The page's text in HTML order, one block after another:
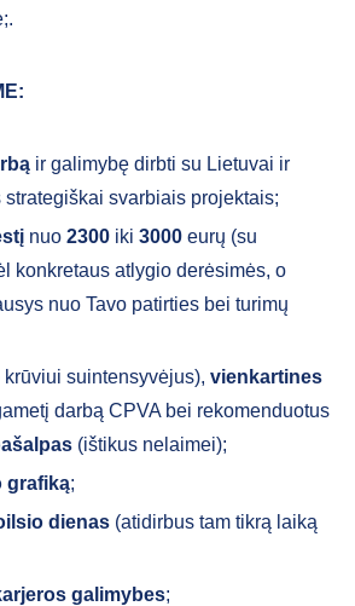
ir galimybę dirbti su Lietuvai ir
svarbiais projektais;
nuo 2300 iki 3000 eurų (su
konkretaus atlygio derėsimės, o
nuo Tavo patirties bei turimų
krūviui suintensyvėjus), vienkartines
darbą CPVA bei rekomenduotus
(ištikus nelaimei);
grafiką;
dienas (atidirbus tam tikrą laiką
galimybes;